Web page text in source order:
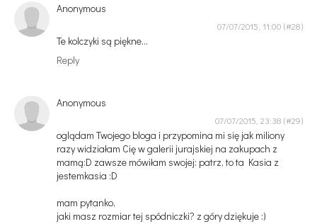
Anonymous
07/07/2015, 11:00
Te kolczyki są piękne...
Reply
Anonymous
07/07/2015, 23:38
oglądam Twojego bloga i przypomina mi się jak miliony
razy widziałam Cię w galerii jurajskiej na zakupach z
mamą:D zawsze mówiłam swojej: patrz, to ta Kasia z
jestemkasia :D
mam pytanko,
jaki masz rozmiar tej spódniczki? z góry dziękuje :)